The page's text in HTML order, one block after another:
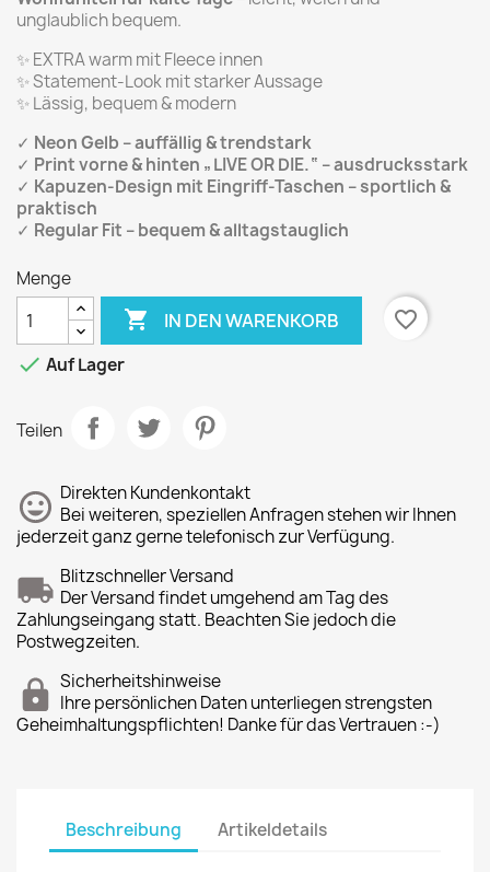
unglaublich bequem.
✨ EXTRA warm mit Fleece innen
✨ Statement-Look mit starker Aussage
✨ Lässig, bequem & modern
✓ Neon Gelb – auffällig & trendstark
✓ Print vorne & hinten „LIVE OR DIE.“ – ausdrucksstark
✓ Kapuzen-Design mit Eingriff-Taschen – sportlich &
praktisch
✓ Regular Fit – bequem & alltagstauglich
Menge
 IN DEN WARENKORB
favorite_border
 Auf Lager
Teilen
Direkten Kundenkontakt
Bei weiteren, speziellen Anfragen stehen wir Ihnen
jederzeit ganz gerne telefonisch zur Verfügung.
Blitzschneller Versand
Der Versand findet umgehend am Tag des
Zahlungseingang statt. Beachten Sie jedoch die
Postwegzeiten.
Sicherheitshinweise
Ihre persönlichen Daten unterliegen strengsten
Geheimhaltungspflichten! Danke für das Vertrauen :-)
Beschreibung Artikeldetails